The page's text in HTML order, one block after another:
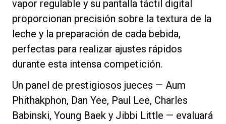
vapor regulable y su pantalla táctil digital
proporcionan precisión sobre la textura de la
leche y la preparación de cada bebida,
perfectas para realizar ajustes rápidos
durante esta intensa competición.
Un panel de prestigiosos jueces — Aum
Phithakphon, Dan Yee, Paul Lee, Charles
Babinski, Young Baek y Jibbi Little — evaluará